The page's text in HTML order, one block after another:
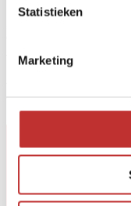
Statistieken
Marketing
SHUNGOVA
1216 GK Hilversum